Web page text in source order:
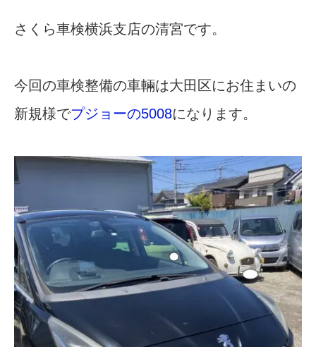
さくら車検横浜支店の清宮です。
今回の車検整備の車輛は大田区にお住まいの
新規様でプジョーの5008になります。